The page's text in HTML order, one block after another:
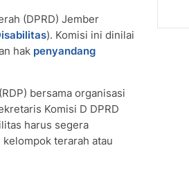
(DPRD) Jember
). Komisi ini dinilai
hak penyandang
bersama organisasi
Komisi D DPRD
harus segera
terarah atau